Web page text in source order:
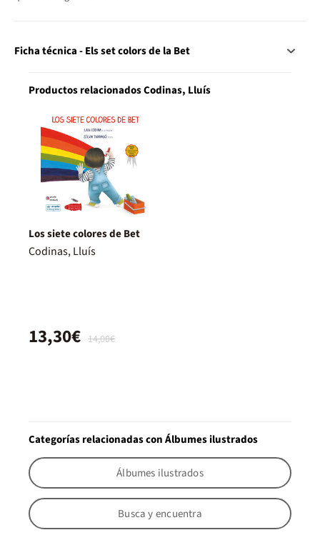
Ficha técnica - Els set colors de la Bet
Productos relacionados Codinas, Lluís
Los siete colores de Bet
Codinas, Lluís
14,00€
13,30€
Categorías relacionadas con Álbumes ilustrados
Álbumes ilustrados
Busca y encuentra